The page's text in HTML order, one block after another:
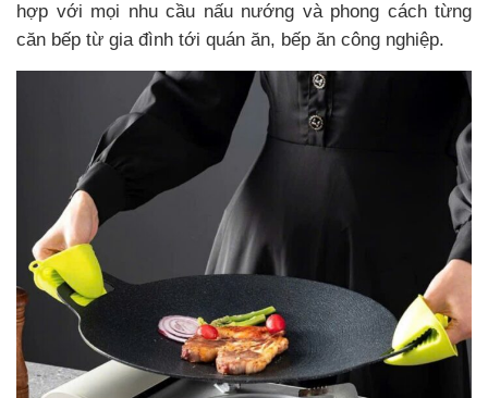
hợp với mọi nhu cầu nấu nướng và phong cách từng
căn bếp từ gia đình tới quán ăn, bếp ăn công nghiệp.